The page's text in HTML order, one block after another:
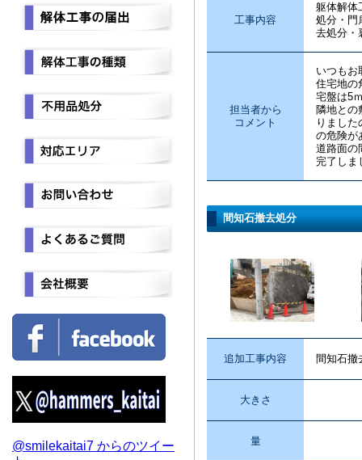
工事内容
躯体解
処分・門
去処分・
担当者から
コメント
いつもお
住宅地の
宅盤は5
隣地との
りまし
の危険が
道路面の
完了しま
間知石撤去処分
追加工事内容 間知石撤
大きさ
量
@smilekaitai7 からのツイー